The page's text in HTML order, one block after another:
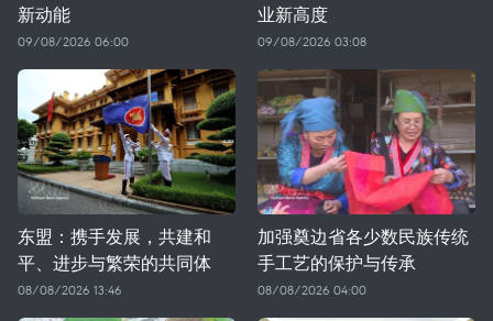
新动能
09/08/2026 06:00
业新高度
09/08/2026 03:08
东盟：携手发展，共建和
平、进步与繁荣的共同体
08/08/2026 13:46
加强奠边省各少数民族传统
手工艺的保护与传承
08/08/2026 04:00